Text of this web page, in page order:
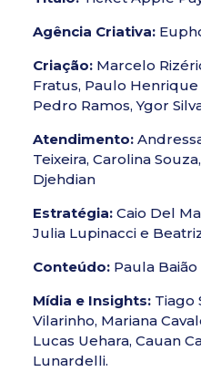
Agência Criativa:
Criação: Marcelo
Fratus, Paulo Henrique
Pedro Ramos, Ygor
Atendimento:
Teixeira, Carolina
Djehdian
Estratégia:Caio Del
Julia Lupinacci e
Conteúdo:Paula Baião
Mídia e Insights:Tiago
Vilarinho, Mariana
Lucas Uehara, Cauan
Lunardelli.